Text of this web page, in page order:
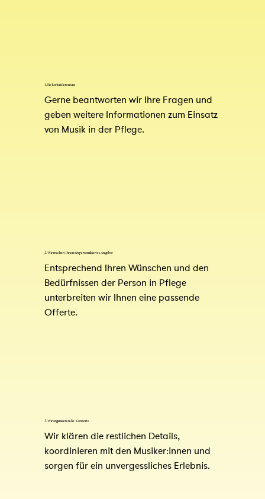
1. Sie kontaktieren uns
Gerne beantworten wir Ihre Fragen und
geben weitere Informationen zum Einsatz
von Musik in der Pflege.
2. Wir machen Ihnen ein personalisiertes Angebot
Entsprechend Ihren Wünschen und den
Bedürfnissen der Person in Pflege
unterbreiten wir Ihnen eine passende
Offerte.
3. Wir organisieren die Konzerte
Wir klären die restlichen Details,
koordinieren mit den Musiker:innen und
sorgen für ein unvergessliches Erlebnis.